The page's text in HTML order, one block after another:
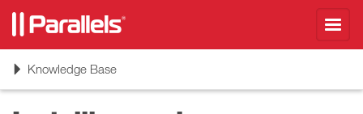
ToggleKnowledge Base